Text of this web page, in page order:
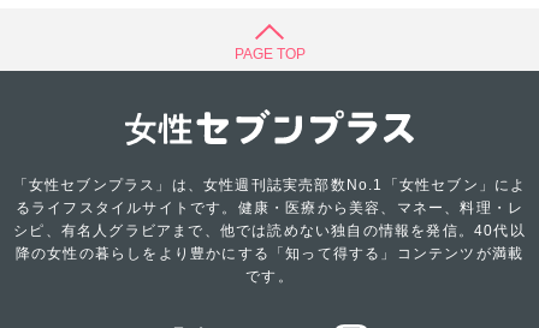
PAGE TOP
「女性セブンプラス」は、女性週刊誌実売部数No.1「女性セブン」によ
るライフスタイルサイトです。健康・医療から美容、マネー、料理・レ
シピ、有名人グラビアまで、他では読めない独自の情報を発信。40代以
降の女性の暮らしをより豊かにする「知って得する」コンテンツが満載
です。